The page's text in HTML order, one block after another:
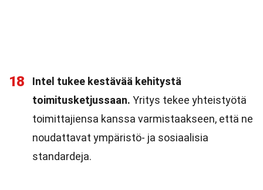
18
Intel tukee kestävää kehitystä
toimitusketjussaan. Yritys tekee yhteistyötä
toimittajiensa kanssa varmistaakseen, että ne
noudattavat ympäristö- ja sosiaalisia
standardeja.